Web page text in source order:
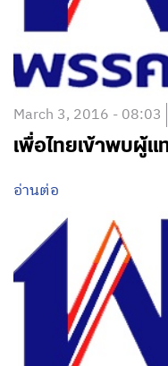
March 3, 2016 - 08:03
เพื่อไทยเข้าพบผู้
อ่านต่อ